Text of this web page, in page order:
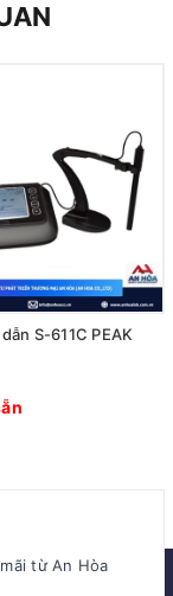
S-611C PEAK
từ An Hòa